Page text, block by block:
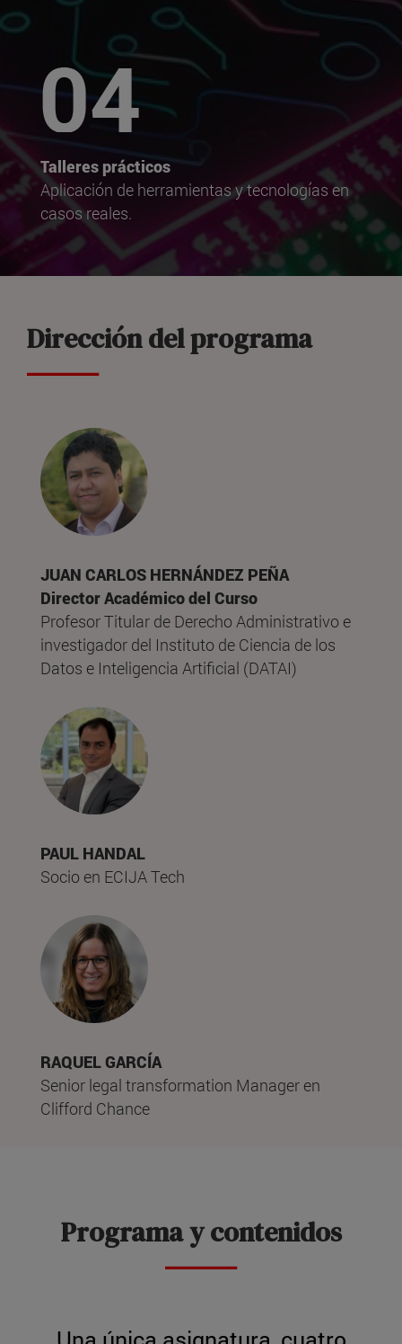
Talleres prácticos
Aplicación de herramientas y tecnologías en
casos reales.
Dirección del programa
JUAN CARLOS HERNÁNDEZ PEÑA
Director Académico del Curso
Profesor Titular de Derecho Administrativo e
investigador del Instituto de Ciencia de los
Datos e Inteligencia Artificial (DATAI)
PAUL HANDAL
Socio en ECIJA Tech
RAQUEL GARCÍA
Senior legal transformation Manager en
Clifford Chance
Programa y contenidos